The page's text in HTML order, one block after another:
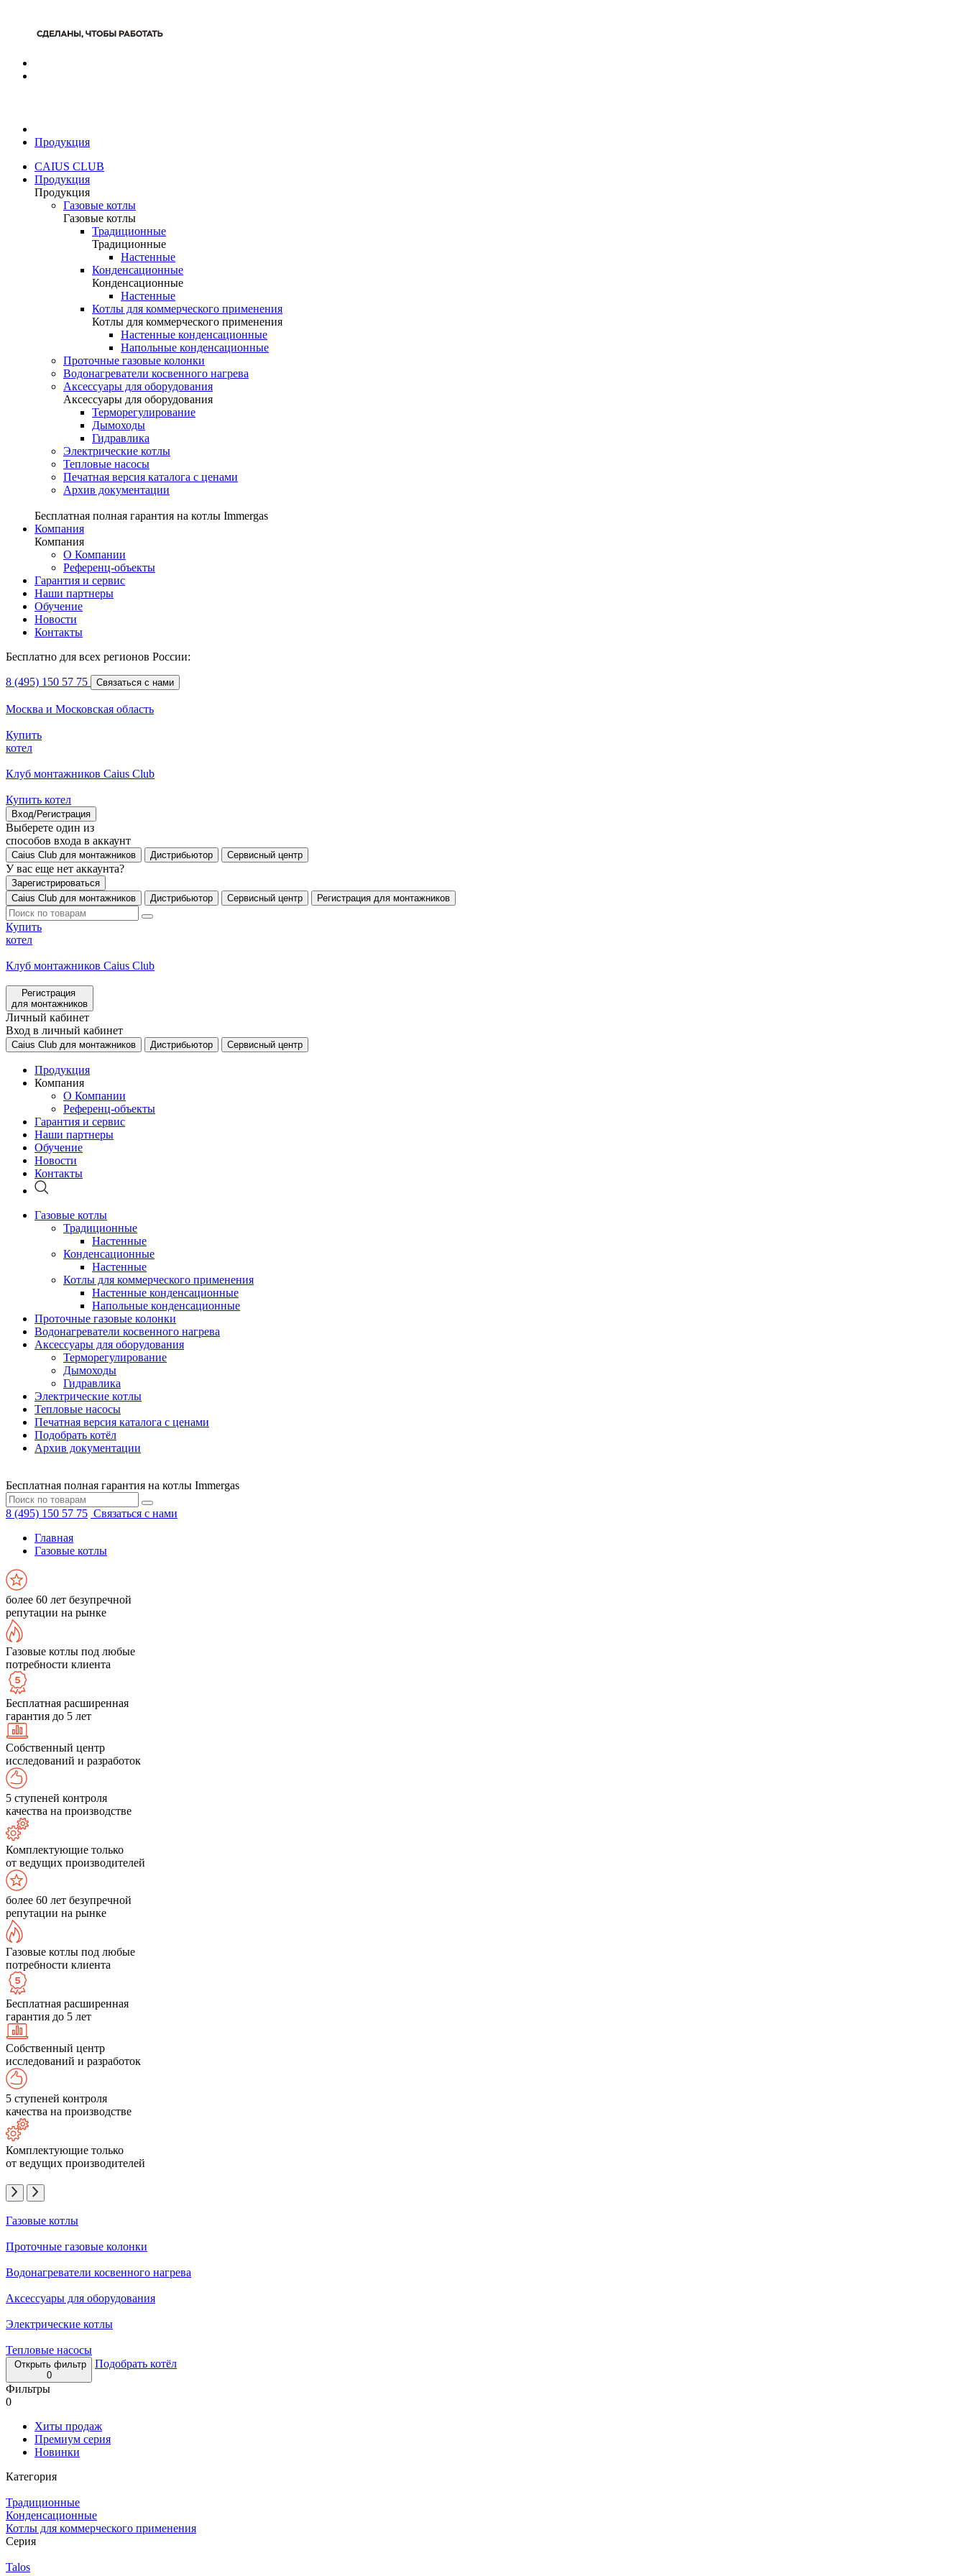
Продукция
CAIUS CLUB
Продукция
Продукция
Газовые котлы
Газовые котлы
Традиционные
Традиционные
Настенные
Конденсационные
Конденсационные
Настенные
Котлы для коммерческого применения
Котлы для коммерческого применения
Настенные конденсационные
Напольные конденсационные
Проточные газовые колонки
Водонагреватели косвенного нагрева
Аксессуары для оборудования
Аксессуары для оборудования
Терморегулирование
Дымоходы
Гидравлика
Электрические котлы
Тепловые насосы
Печатная версия каталога с ценами
Архив документации
Бесплатная полная гарантия на котлы Immergas
Компания
Компания
О Компании
Референц-объекты
Гарантия и сервис
Наши партнеры
Обучение
Новости
Контакты
Бесплатно для всех регионов России:
8 (495) 150 57 75 Связаться с нами
Москва и Московская область
Купить
котел
Клуб монтажников Caius Club
Купить котел
Вход/Регистрация
Выберете один из
способов входа в аккаунт
Caius Club для монтажников Дистрибьютор Сервисный центр
У вас еще нет аккаунта?
Зарегистрироваться
Caius Club для монтажников
Дистрибьютор Сервисный центр Регистрация для монтажников
Купить
котел
Клуб монтажников Caius Club
Регистрация
для монтажников
Личный кабинет
Вход в личный кабинет
Caius Club для монтажников Дистрибьютор Сервисный центр
Продукция
Компания
О Компании
Референц-объекты
Гарантия и сервис
Наши партнеры
Обучение
Новости
Контакты
Газовые котлы
Традиционные
Настенные
Конденсационные
Настенные
Котлы для коммерческого применения
Настенные конденсационные
Напольные конденсационные
Проточные газовые колонки
Водонагреватели косвенного нагрева
Аксессуары для оборудования
Терморегулирование
Дымоходы
Гидравлика
Электрические котлы
Тепловые насосы
Печатная версия каталога с ценами
Подобрать котёл
Архив документации
Бесплатная полная гарантия на котлы Immergas
8 (495) 150 57 75 Связаться с нами
Главная
Газовые котлы
более 60 лет безупречной
репутации на рынке
Газовые котлы под любые
потребности клиента
Бесплатная расширенная
гарантия до 5 лет
Собственный центр
исследований и разработок
5 ступеней контроля
качества на производстве
Комплектующие только
от ведущих производителей
более 60 лет безупречной
репутации на рынке
Газовые котлы под любые
потребности клиента
Бесплатная расширенная
гарантия до 5 лет
Собственный центр
исследований и разработок
5 ступеней контроля
качества на производстве
Комплектующие только
от ведущих производителей
Газовые котлы
Проточные газовые колонки
Водонагреватели косвенного нагрева
Аксессуары для оборудования
Электрические котлы
Тепловые насосы
Открыть фильтр
0
Подобрать котёл
Фильтры
0
Хиты продаж
Премиум серия
Новинки
Категория
Традиционные
Конденсационные
Котлы для коммерческого применения
Серия
Talos